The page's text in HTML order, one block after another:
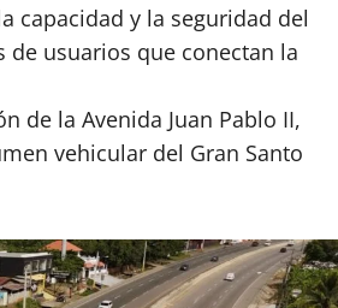
capacidad y la seguridad del
usuarios que conectan la
de la Avenida Juan Pablo II,
vehicular del Gran Santo